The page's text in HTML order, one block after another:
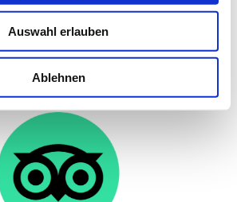
Auswahl erlauben
Ablehnen